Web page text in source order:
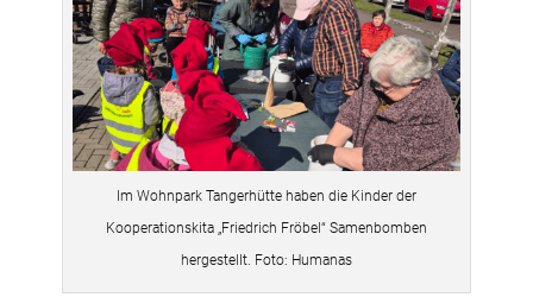
Im Wohnpark Tangerhütte haben die Kinder der
Kooperationskita „Friedrich Fröbel“ Samenbomben
hergestellt. Foto: Humanas